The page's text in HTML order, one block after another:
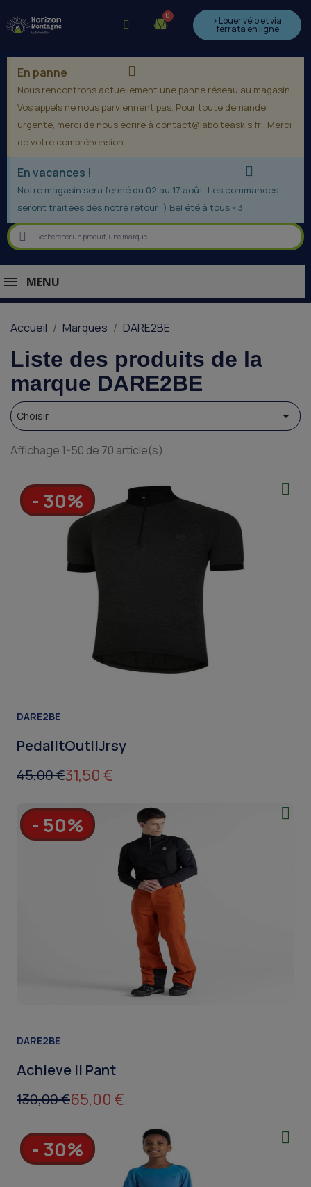
> Louer vélo et via
ferrata en ligne
En panne
Nous rencontrons actuellement une panne réseau au magasin.
Vos appels ne nous parviennent pas. Pour toute demande
urgente, merci de nous écrire à contact@laboiteaskis.fr . Merci
de votre compréhension.
En vacances !
Notre magasin sera fermé du 02 au 17 août. Les commandes
seront traitées dès notre retour :) Bel été à tous <3
MENU
Accueil Marques DARE2BE
Liste des produits de la
marque DARE2BE
Choisir 
Affichage 1-50 de 70 article(s)
- 30%
DARE2BE
PedalltOutIIJrsy
45,00 €31,50 €
- 50%
DARE2BE
Achieve II Pant
130,00 €65,00 €
- 30%